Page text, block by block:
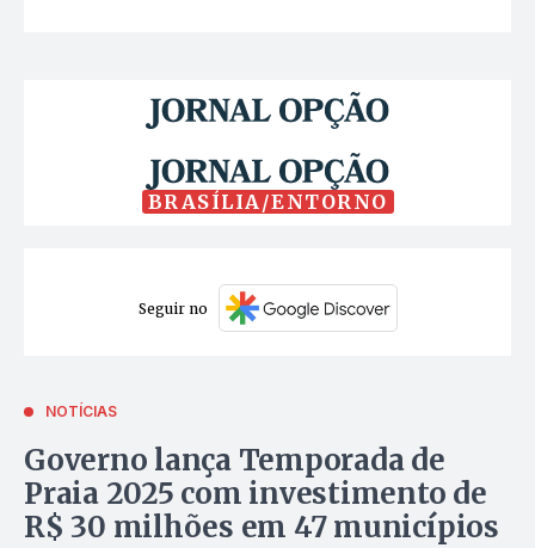
BRASÍLIA/ENTORNO
Seguir no
NOTÍCIAS
Governo lança Temporada de
Praia 2025 com investimento de
R$ 30 milhões em 47 municípios